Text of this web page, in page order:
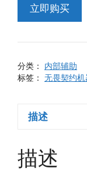
立即购买
分类： 内部辅助
标签： 无畏契约
描述
描述